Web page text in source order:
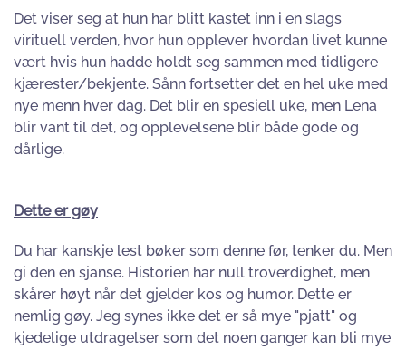
Det viser seg at hun har blitt kastet inn i en slags
virituell verden, hvor hun opplever hvordan livet kunne
vært hvis hun hadde holdt seg sammen med tidligere
kjærester/bekjente. Sånn fortsetter det en hel uke med
nye menn hver dag. Det blir en spesiell uke, men Lena
blir vant til det, og opplevelsene blir både gode og
dårlige.
Dette er gøy
Du har kanskje lest bøker som denne før, tenker du. Men
gi den en sjanse. Historien har null troverdighet, men
skårer høyt når det gjelder kos og humor. Dette er
nemlig gøy. Jeg synes ikke det er så mye "pjatt" og
kjedelige utdragelser som det noen ganger kan bli mye